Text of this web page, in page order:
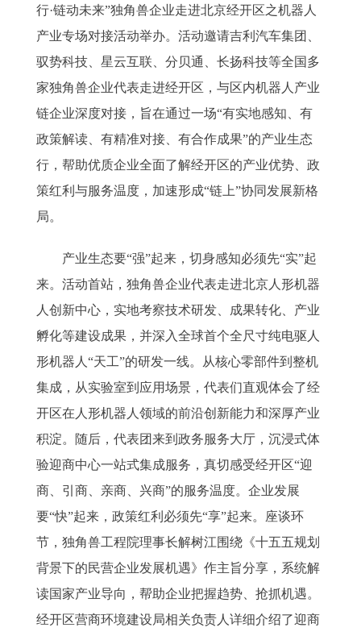
行·链动未来”独角兽企业走进北京经开区之机器人
产业专场对接活动举办。活动邀请吉利汽车集团、
驭势科技、星云互联、分贝通、长扬科技等全国多
家独角兽企业代表走进经开区，与区内机器人产业
链企业深度对接，旨在通过一场“有实地感知、有
政策解读、有精准对接、有合作成果”的产业生态
行，帮助优质企业全面了解经开区的产业优势、政
策红利与服务温度，加速形成“链上”协同发展新格
局。
产业生态要“强”起来，切身感知必须先“实”起
来。活动首站，独角兽企业代表走进北京人形机器
人创新中心，实地考察技术研发、成果转化、产业
孵化等建设成果，并深入全球首个全尺寸纯电驱人
形机器人“天工”的研发一线。从核心零部件到整机
集成，从实验室到应用场景，代表们直观体会了经
开区在人形机器人领域的前沿创新能力和深厚产业
积淀。随后，代表团来到政务服务大厅，沉浸式体
验迎商中心一站式集成服务，真切感受经开区“迎
商、引商、亲商、兴商”的服务温度。企业发展
要“快”起来，政策红利必须先“享”起来。座谈环
节，独角兽工程院理事长解树江围绕《十五五规划
背景下的民营企业发展机遇》作主旨分享，系统解
读国家产业导向，帮助企业把握趋势、抢抓机遇。
经开区营商环境建设局相关负责人详细介绍了迎商